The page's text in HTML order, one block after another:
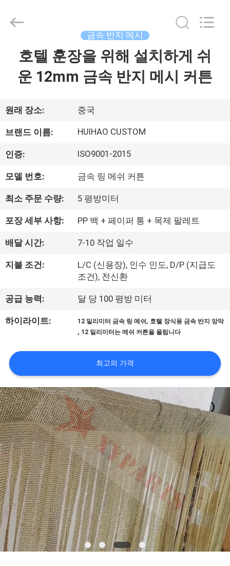
품
우
리
것
장
투
어
품
질
관
리
문
의
하
기
2026
Reserved.
금속 반지 메시
호텔 훈장을 위해 설치하게 쉬
운 12mm 금속 반지 메시 커튼
원래 장소: 중국
브랜드 이름: HUIHAO CUSTOM
인증: ISO9001-2015
모델 번호: 금속 링 메쉬 커튼
최소 주문 수량: 5 평방미터
포장 세부 사항: PP 백 + 페이퍼 통 + 목제 팔레트
배달 시간: 7-10 작업 일수
지불 조건:
L/C (신용장), 인수 인도, D/P (지급도
조건), 전신환
공급 능력: 달 당 100 평방 미터
하이라이트: 12 밀리미터 금속 링 메쉬 , 호텔 장식용 금속 반지 망막
, 12 밀리미터는 메쉬 커튼을 울립니다
최고의 가격